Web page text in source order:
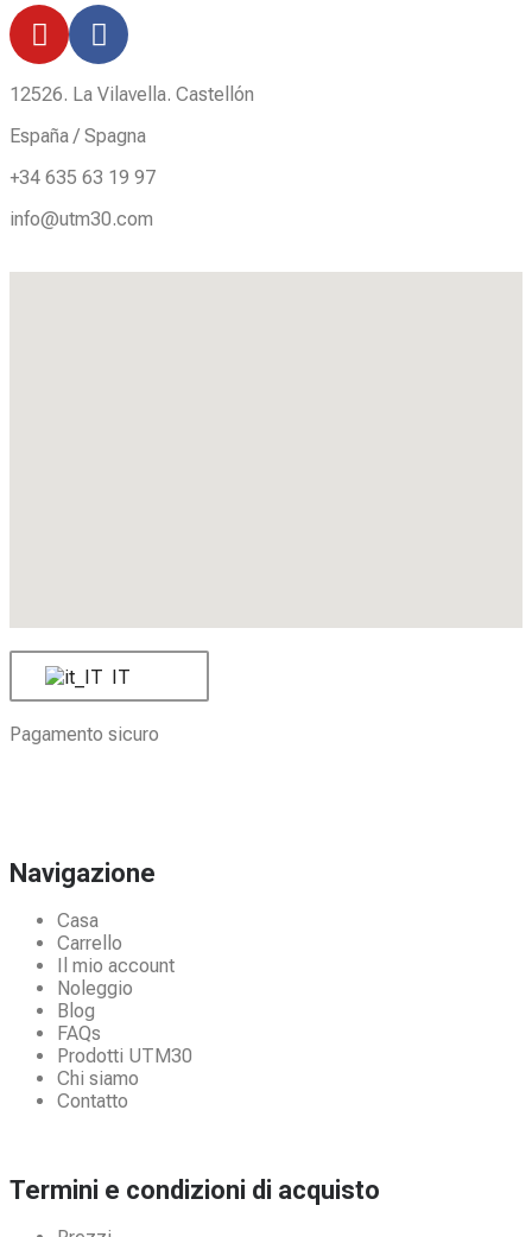
12526. La Vilavella. Castellón
España / Spagna
+34 635 63 19 97
info@utm30.com
IT
Pagamento sicuro
Navigazione
Casa
Carrello
Il mio account
Noleggio
Blog
FAQs
Prodotti UTM30
Chi siamo
Contatto
Termini e condizioni di acquisto